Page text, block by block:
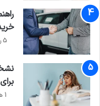
5 روز پیش
1 هفته پیش